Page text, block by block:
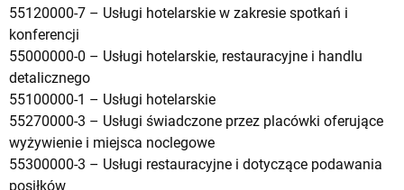
55120000-7 – Usługi hotelarskie w zakresie spotkań i
konferencji
55000000-0 – Usługi hotelarskie, restauracyjne i handlu
detalicznego
55100000-1 – Usługi hotelarskie
55270000-3 – Usługi świadczone przez placówki oferujące
wyżywienie i miejsca noclegowe
55300000-3 – Usługi restauracyjne i dotyczące podawania
posiłków